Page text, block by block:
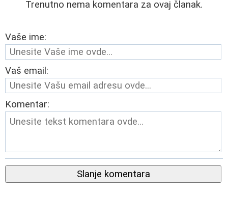
Trenutno nema komentara za ovaj članak.
Vaše ime:
Vaš email:
Komentar:
Slanje komentara